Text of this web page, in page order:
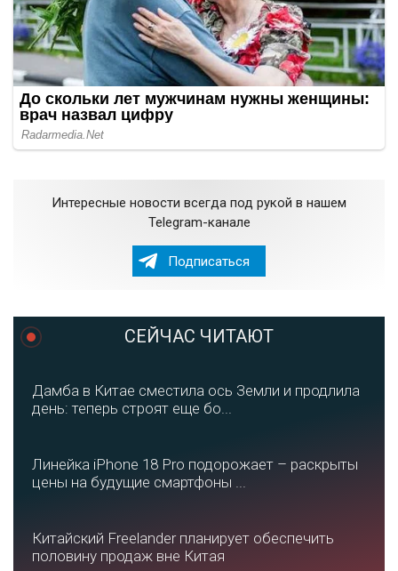
Интересные новости всегда под рукой в нашем
Telegram-канале
Подписаться
СЕЙЧАС ЧИТАЮТ
Дамба в Китае сместила ось Земли и продлила
день: теперь строят еще бо...
Линейка iPhone 18 Pro подорожает – раскрыты
цены на будущие смартфоны ...
Китайский Freelander планирует обеспечить
половину продаж вне Китая